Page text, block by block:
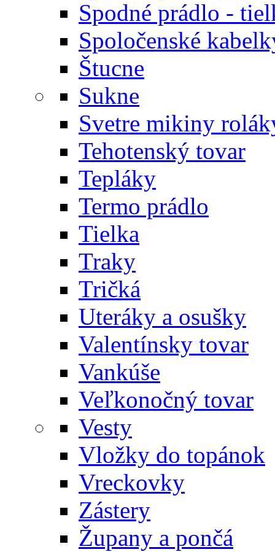
Spodné prádlo -
Spoločenské
Štucne
Sukne
Svetre mikiny
Tehotenský tovar
Tepláky
Termo prádlo
Tielka
Traky
Tričká
Uteráky a osušky
Valentínsky tovar
Vankúše
Veľkonočný tovar
Vesty
Vložky do topánok
Vreckovky
Zástery
Župany a pončá